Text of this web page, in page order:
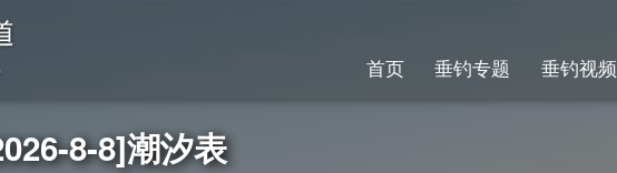
首页 垂钓专题 垂钓视频
8-8]潮汐表